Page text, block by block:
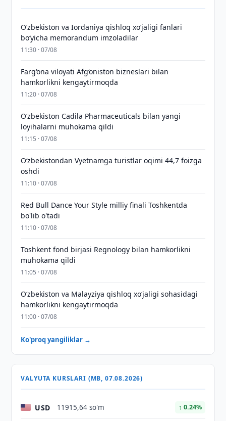
Oʻzbekiston va Iordaniya qishloq xoʻjaligi fanlari
boʻyicha memorandum imzoladilar
11:30 · 07/08
Farg‘ona viloyati Afg‘oniston bizneslari bilan
hamkorlikni kengaytirmoqda
11:20 · 07/08
Oʻzbekiston Cadila Pharmaceuticals bilan yangi
loyihalarni muhokama qildi
11:15 · 07/08
O‘zbekistondan Vyetnamga turistlar oqimi 44,7 foizga
oshdi
11:10 · 07/08
Red Bull Dance Your Style milliy finali Toshkentda
bo'lib o'tadi
11:10 · 07/08
Toshkent fond birjasi Regnology bilan hamkorlikni
muhokama qildi
11:05 · 07/08
Oʻzbekiston va Malayziya qishloq xoʻjaligi sohasidagi
hamkorlikni kengaytirmoqda
11:00 · 07/08
Ko'proq yangiliklar →
VALYUTA KURSLARI (MB, 07.08.2026)
USD 11915,64 so'm ↑ 0.24%